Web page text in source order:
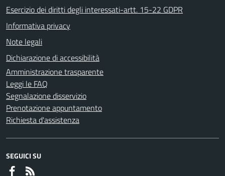
Esercizio dei diritti degli interessati-artt. 15-22 GDPR
Informativa privacy
Note legali
Dichiarazione di accessibilità
Amministrazione trasparente
Leggi le FAQ
Segnalazione disservizio
Prenotazione appuntamento
Richiesta d'assistenza
SEGUICI SU